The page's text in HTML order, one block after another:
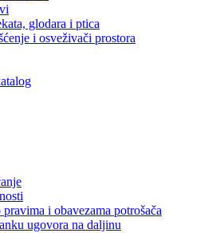
glodara i ptica
i osveživači prostora
i obavezama potrošača
ugovora na daljinu